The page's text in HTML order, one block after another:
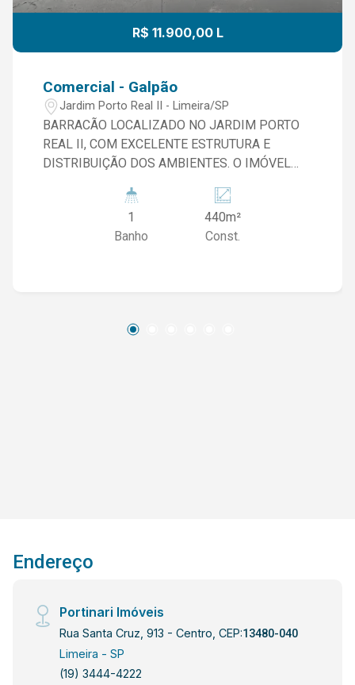
R$ 11.900,00 L
Comercial - Galpão
Jardim Porto Real II - Limeira/SP
BARRACÃO LOCALIZADO NO JARDIM PORTO
REAL II, COM EXCELENTE ESTRUTURA E
DISTRIBUIÇÃO DOS AMBIENTES. O IMÓVEL
BARRACÃO COM MAIS 02 BANHEIROS,
COZINHA E MEZANINO. NO PAVIMENTO
SUPERIOR, DISPÕE DE 03 SALAS, BANHEIRO,
DIVERSOS TIPOS DE ATIVIDADES. ÁREA
1
Banho
440m²
Const.
Endereço
Portinari Imóveis
Rua Santa Cruz, 913 - Centro, CEP:13480-040
Limeira - SP
(19) 3444-4222